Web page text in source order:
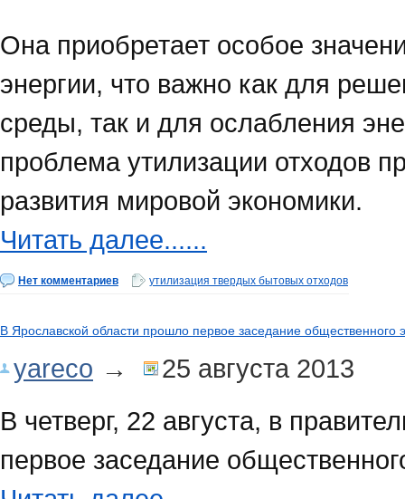
Она приобретает особое
энергии, что важно как для
среды, так и для ослабления
проблема утилизации отходов
развития мировой экономики.
Читать далее......
Нет комментариев утилизация твердых бытовых отходов
В Ярославской области прошло первое заседание общественного
yareco →
25 августа 2013
В четверг, 22 августа, в
первое заседание